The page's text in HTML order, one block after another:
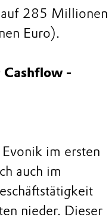
auf 285 Millionen
Euro).
-
im ersten
auch im
nieder. Dieser